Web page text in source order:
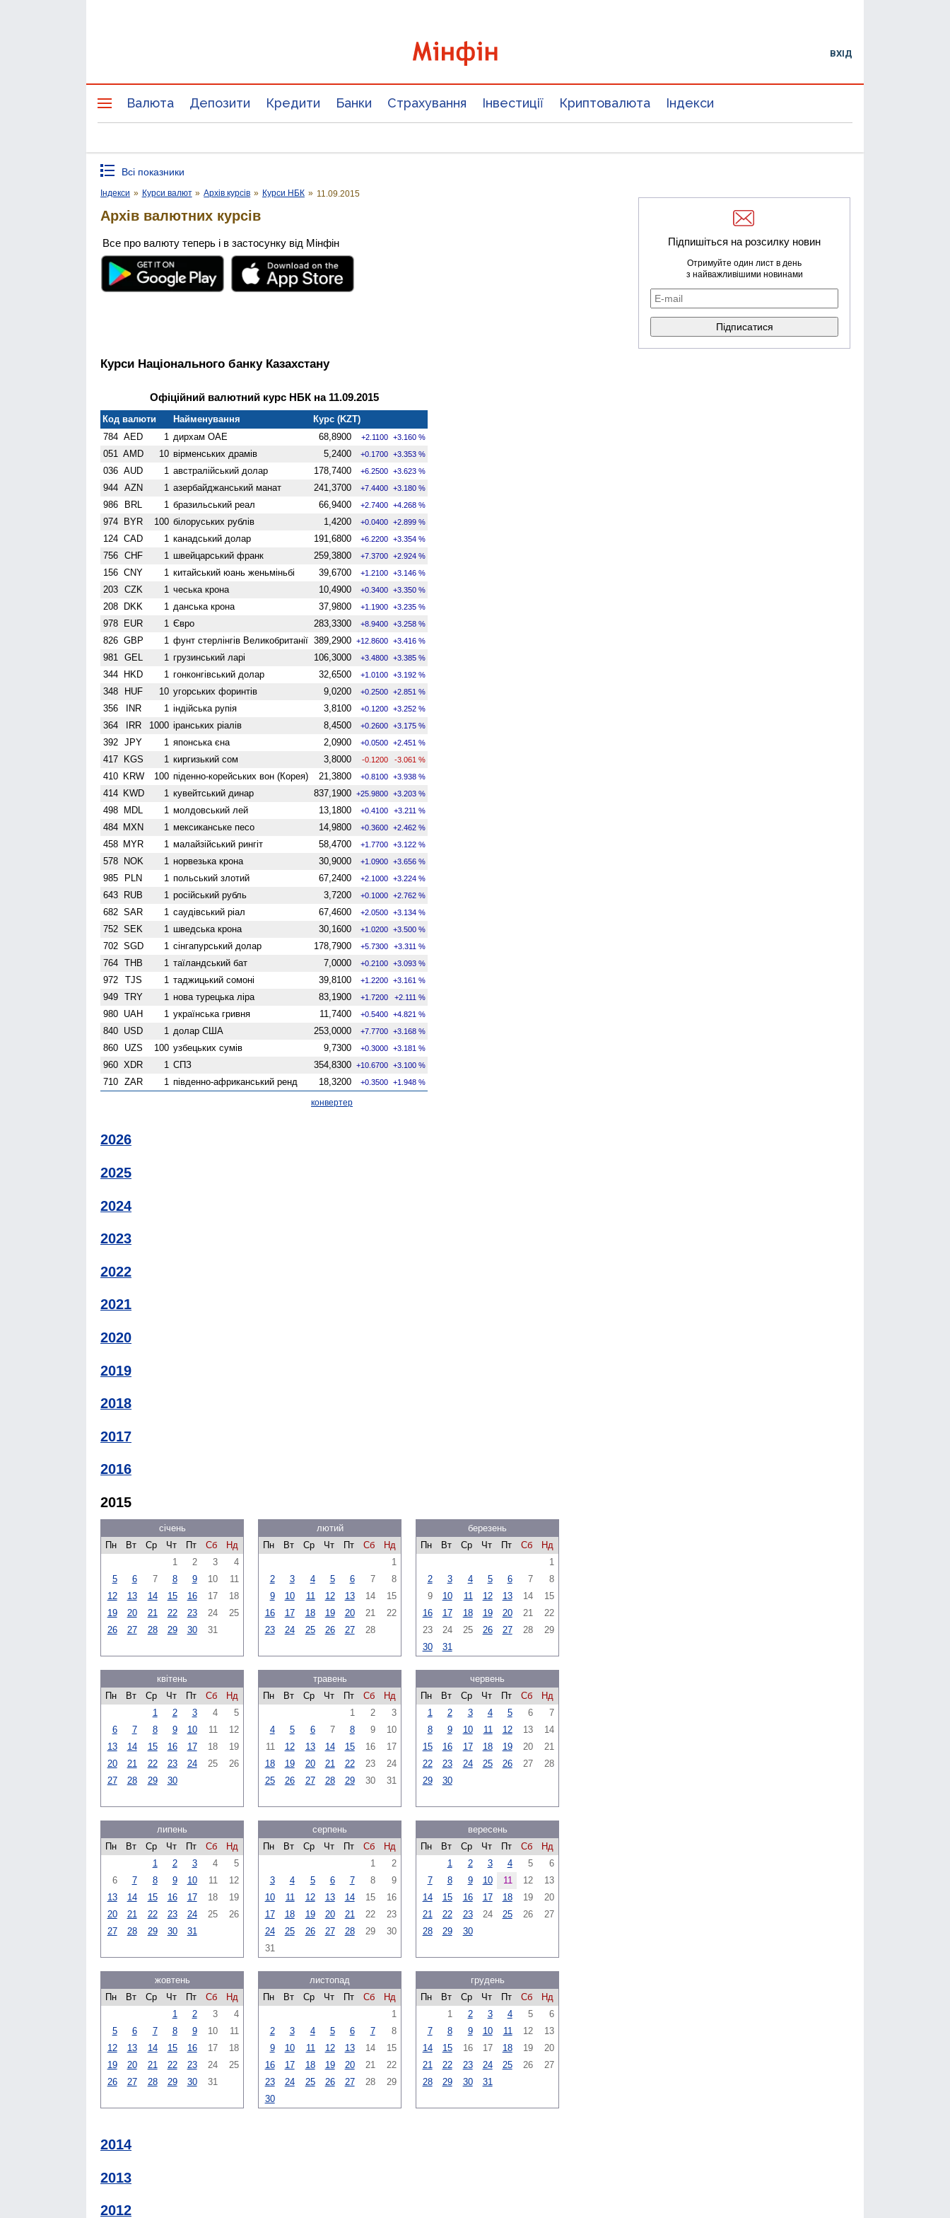
ВХІД
Валюта Депозити Кредити Банки Страхування Інвестиції Криптовалюта Індекси
Всі показники
Індекси » Курси валют » Архів курсів » Курси НБК » 11.09.2015
Архів валютних курсів
Все про валюту теперь і в застосунку від Мінфін
Курси Національного банку Казахстану
Офіційний валютний курс НБК на 11.09.2015
Код валюти Найменування
Курс (KZT)
784 AED 1 дирхам ОАЕ 68,8900 +2.1100 +3.160 %
051 AMD 10 вiрменських драмів 5,2400 +0.1700 +3.353 %
036 AUD 1 австралійський долар 178,7400 +6.2500 +3.623 %
944 AZN 1 азербайджанський манат 241,3700 +7.4400 +3.180 %
986 BRL 1 бразильський реал 66,9400 +2.7400 +4.268 %
974 BYR 100 білоруських рублів 1,4200 +0.0400 +2.899 %
124 CAD 1 канадський долар 191,6800 +6.2200 +3.354 %
756 CHF 1 швейцарський франк 259,3800 +7.3700 +2.924 %
156 CNY 1 китайський юань женьмiньбi 39,6700 +1.2100 +3.146 %
203 CZK 1 чеська крона 10,4900 +0.3400 +3.350 %
208 DKK 1 данська крона 37,9800 +1.1900 +3.235 %
978 EUR 1 Євро 283,3300 +8.9400 +3.258 %
826 GBP 1 фунт стерлінгів Велико­британії 389,2900 +12.8600 +3.416 %
981 GEL 1 грузинський ларі 106,3000 +3.4800 +3.385 %
344 HKD 1 гонконгівський долар 32,6500 +1.0100 +3.192 %
348 HUF 10 угорських форинтів 9,0200 +0.2500 +2.851 %
356 INR 1 індійська рупія 3,8100 +0.1200 +3.252 %
364 IRR 1000 іранських ріалів 8,4500 +0.2600 +3.175 %
392 JPY 1 японська єна 2,0900 +0.0500 +2.451 %
417 KGS 1 киргизький сом 3,8000 -0.1200 -3.061 %
410 KRW 100 піденно-корейських вон (Корея) 21,3800 +0.8100 +3.938 %
414 KWD 1 кувейтський динар 837,1900 +25.9800 +3.203 %
498 MDL 1 молдовський лей 13,1800 +0.4100 +3.211 %
484 MXN 1 мексиканське песо 14,9800 +0.3600 +2.462 %
458 MYR 1 малайзійський рингіт 58,4700 +1.7700 +3.122 %
578 NOK 1 норвезька крона 30,9000 +1.0900 +3.656 %
985 PLN 1 польський злотий 67,2400 +2.1000 +3.224 %
643 RUB 1 російський рубль 3,7200 +0.1000 +2.762 %
682 SAR 1 саудівський ріал 67,4600 +2.0500 +3.134 %
752 SEK 1 шведська крона 30,1600 +1.0200 +3.500 %
702 SGD 1 сінгапурський долар 178,7900 +5.7300 +3.311 %
764 THB 1 таїландський бат 7,0000 +0.2100 +3.093 %
972 TJS 1 таджицький сомоні 39,8100 +1.2200 +3.161 %
949 TRY 1 нова турецька ліра 83,1900 +1.7200 +2.111 %
980 UAH 1 українська гривня 11,7400 +0.5400 +4.821 %
840 USD 1 долар США 253,0000 +7.7700 +3.168 %
860 UZS 100 узбецьких сумів 9,7300 +0.3000 +3.181 %
960 XDR 1 СПЗ 354,8300 +10.6700 +3.100 %
710 ZAR 1 південно-африканський ренд 18,3200 +0.3500 +1.948 %
конвертер
2026
2025
2024
2023
2022
2021
2020
2019
2018
2017
2016
2015
січень
Пн
Вт Ср Чт Пт Сб
Нд
1
2 3
4
5
6 7 8 9 10
11
12
13 14 15 16 17
18
19
20 21 22 23 24
25
26
27 28 29 30 31
лютий
Пн
Вт Ср Чт Пт Сб
Нд
1
2
3 4 5 6 7
8
9
10 11 12 13 14
15
16
17 18 19 20 21
22
23
24 25 26 27 28
березень
Пн
Вт Ср Чт Пт Сб
Нд
1
2
3 4 5 6 7
8
9
10 11 12 13 14
15
16
17 18 19 20 21
22
23
24 25 26 27 28
29
30
31
квітень
Пн
Вт Ср Чт Пт Сб
Нд
1
2 3 4
5
6
7 8 9 10 11
12
13
14 15 16 17 18
19
20
21 22 23 24 25
26
27
28 29 30
травень
Пн
Вт Ср Чт Пт Сб
Нд
1
2
3
4
5 6 7 8 9
10
11
12 13 14 15 16
17
18
19 20 21 22 23
24
25
26 27 28 29 30 31
червень
Пн
Вт Ср Чт Пт Сб
Нд
1
2 3 4 5 6
7
8
9 10 11 12 13
14
15
16 17 18 19 20
21
22
23 24 25 26 27
28
29
30
липень
Пн
Вт Ср Чт Пт Сб
Нд
1
2 3 4
5
6
7 8 9 10 11
12
13
14 15 16 17 18
19
20
21 22 23 24 25
26
27
28 29 30 31
серпень
Пн
Вт Ср Чт Пт Сб
Нд
1
2
3
4 5 6 7 8
9
10
11 12 13 14 15
16
17
18 19 20 21 22
23
24
25 26 27 28 29
30
31
вересень
Пн
Вт Ср Чт Пт Сб
Нд
1
2 3 4 5
6
7
8 9 10 11 12
13
14
15 16 17 18 19
20
21
22 23 24 25 26
27
28
29 30
жовтень
Пн
Вт Ср Чт Пт Сб
Нд
1
2 3
4
5
6 7 8 9 10
11
12
13 14 15 16 17
18
19
20 21 22 23 24
25
26
27 28 29 30 31
листопад
Пн
Вт Ср Чт Пт Сб
Нд
1
2
3 4 5 6 7
8
9
10 11 12 13 14
15
16
17 18 19 20 21
22
23
24 25 26 27 28
29
30
грудень
Пн
Вт Ср Чт Пт Сб
Нд
1
2 3 4 5
6
7
8 9 10 11 12
13
14
15 16 17 18 19
20
21
22 23 24 25 26
27
28
29 30 31
2014
2013
2012
Підпишіться на розсилку новин
Отримуйте один лист в день
з найважливішими новинами